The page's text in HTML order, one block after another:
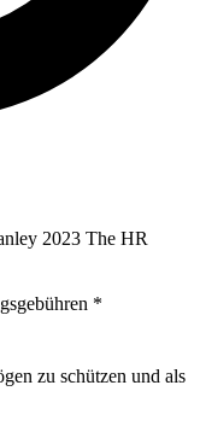
2023 The HR
*
zu schützen und als